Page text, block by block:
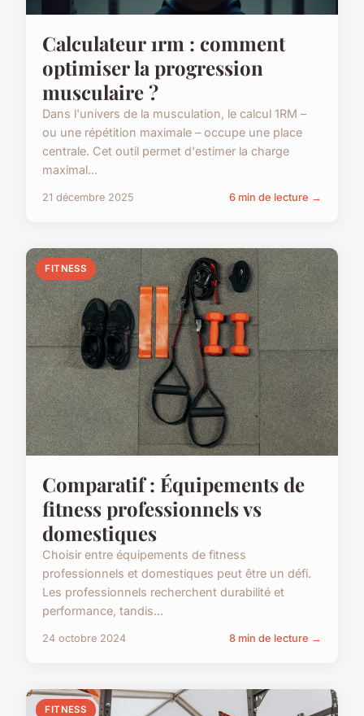
Calculateur 1rm : comment
optimiser la progression
musculaire ?
Dans l'univers de la musculation, le calcul 1RM –
ou une répétition maximale – occupe une place
centrale. Cet outil permet d'estimer la charge
maximal...
21 décembre 2025 6 min de lecture →
FITNESS
Comparatif : Équipements de
fitness professionnels vs
domestiques
Choisir entre équipements de fitness
professionnels et domestiques peut être un défi.
Les professionnels recherchent durabilité et
performance, tandis...
24 octobre 2024 8 min de lecture →
FITNESS